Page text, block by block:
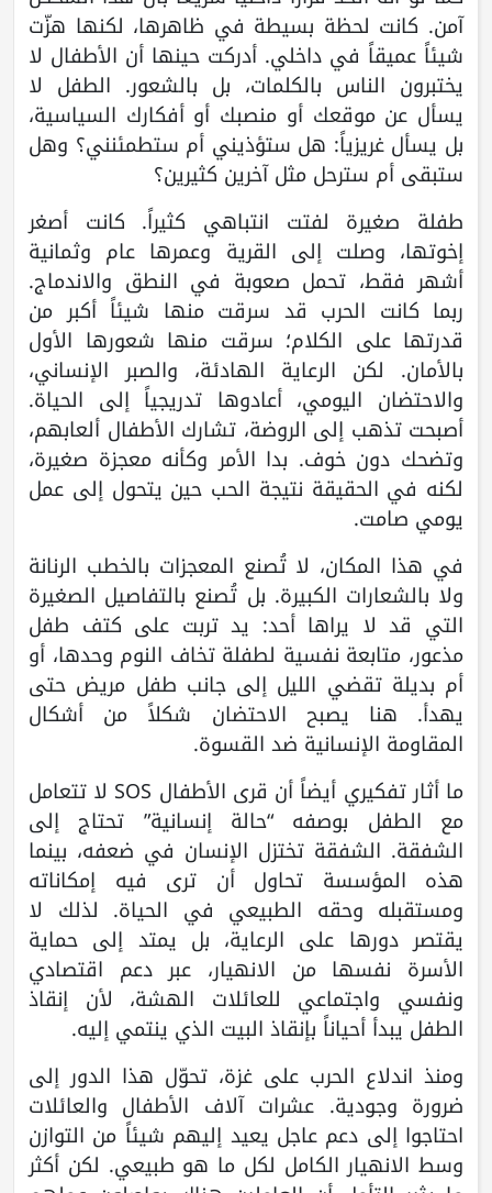
آمن. كانت لحظة بسيطة في ظاهرها، لكنها هزّت
شيئاً عميقاً في داخلي. أدركت حينها أن الأطفال لا
يختبرون الناس بالكلمات، بل بالشعور. الطفل لا
يسأل عن موقعك أو منصبك أو أفكارك السياسية،
بل يسأل غريزياً: هل ستؤذيني أم ستطمئنني؟ وهل
ستبقى أم سترحل مثل آخرين كثيرين؟
طفلة صغيرة لفتت انتباهي كثيراً. كانت أصغر
إخوتها، وصلت إلى القرية وعمرها عام وثمانية
أشهر فقط، تحمل صعوبة في النطق والاندماج.
ربما كانت الحرب قد سرقت منها شيئاً أكبر من
قدرتها على الكلام؛ سرقت منها شعورها الأول
بالأمان. لكن الرعاية الهادئة، والصبر الإنساني،
والاحتضان اليومي، أعادوها تدريجياً إلى الحياة.
أصبحت تذهب إلى الروضة، تشارك الأطفال ألعابهم،
وتضحك دون خوف. بدا الأمر وكأنه معجزة صغيرة،
لكنه في الحقيقة نتيجة الحب حين يتحول إلى عمل
يومي صامت.
في هذا المكان، لا تُصنع المعجزات بالخطب الرنانة
ولا بالشعارات الكبيرة. بل تُصنع بالتفاصيل الصغيرة
التي قد لا يراها أحد: يد تربت على كتف طفل
مذعور، متابعة نفسية لطفلة تخاف النوم وحدها، أو
أم بديلة تقضي الليل إلى جانب طفل مريض حتى
يهدأ. هنا يصبح الاحتضان شكلاً من أشكال
المقاومة الإنسانية ضد القسوة.
ما أثار تفكيري أيضاً أن قرى الأطفال SOS لا تتعامل
مع الطفل بوصفه “حالة إنسانية” تحتاج إلى
الشفقة. الشفقة تختزل الإنسان في ضعفه، بينما
هذه المؤسسة تحاول أن ترى فيه إمكاناته
ومستقبله وحقه الطبيعي في الحياة. لذلك لا
يقتصر دورها على الرعاية، بل يمتد إلى حماية
الأسرة نفسها من الانهيار، عبر دعم اقتصادي
ونفسي واجتماعي للعائلات الهشة، لأن إنقاذ
الطفل يبدأ أحياناً بإنقاذ البيت الذي ينتمي إليه.
ومنذ اندلاع الحرب على غزة، تحوّل هذا الدور إلى
ضرورة وجودية. عشرات آلاف الأطفال والعائلات
احتاجوا إلى دعم عاجل يعيد إليهم شيئاً من التوازن
وسط الانهيار الكامل لكل ما هو طبيعي. لكن أكثر